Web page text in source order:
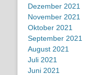
Dezember 2021
November 2021
Oktober 2021
September 2021
August 2021
Juli 2021
Juni 2021